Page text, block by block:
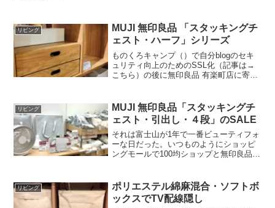
リビング
MUJI 無印良品 「スタッキングチ
ェスト・ハーフ」シリーズ
ものくろキャンプ（）で自分blogのセキ
ュリティ向上のためのSSL化（記事は→
こちら）の後に無印良品 有楽町店に寄っ
成有楽町店は無印良品のフラッグシップ
店であり、すべ...
リビング
MUJI 無印良品「スタッキングチ
ェスト・引出し・４段」のSALE
それは富士山が1年で一番ビューティフォ
ーな日だった。いつものようにショッピ
ングモールで100均ショップと無印良品な
めセール品が多く、客の賑わいが一段と
多く見せていた。...
リビング
ポリエステル綿麻混合・ソフトボ
ックスでTV配線隠し